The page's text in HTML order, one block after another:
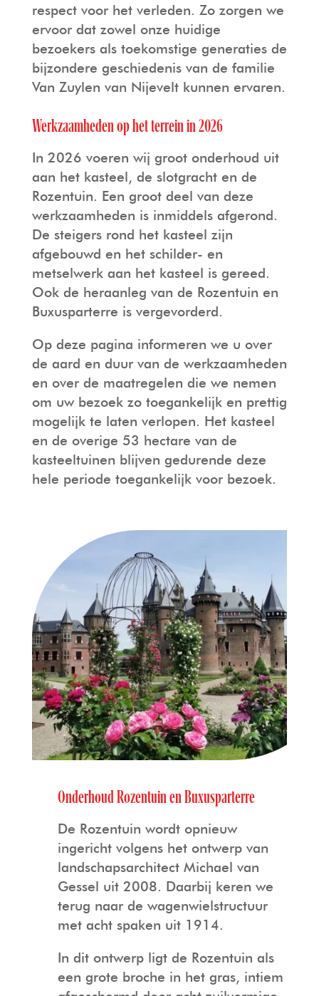
respect voor het verleden. Zo zorgen we
ervoor dat zowel onze huidige
bezoekers als toekomstige generaties de
bijzondere geschiedenis van de familie
Van Zuylen van Nijevelt kunnen ervaren.
Werkzaamheden op het terrein in 2026
In 2026 voeren wij groot onderhoud uit
aan het kasteel, de slotgracht en de
Rozentuin. Een groot deel van deze
werkzaamheden is inmiddels afgerond.
De steigers rond het kasteel zijn
afgebouwd en het schilder- en
metselwerk aan het kasteel is gereed.
Ook de heraanleg van de Rozentuin en
Buxusparterre is vergevorderd.
Op deze pagina informeren we u over
de aard en duur van de werkzaamheden
en over de maatregelen die we nemen
om uw bezoek zo toegankelijk en prettig
mogelijk te laten verlopen. Het kasteel
en de overige 53 hectare van de
kasteeltuinen blijven gedurende deze
hele periode toegankelijk voor bezoek.
Onderhoud Rozentuin en Buxusparterre
De Rozentuin wordt opnieuw
ingericht volgens het ontwerp van
landschapsarchitect Michael van
Gessel uit 2008. Daarbij keren we
terug naar de wagenwielstructuur
met acht spaken uit 1914.
In dit ontwerp ligt de Rozentuin als
een grote broche in het gras, intiem